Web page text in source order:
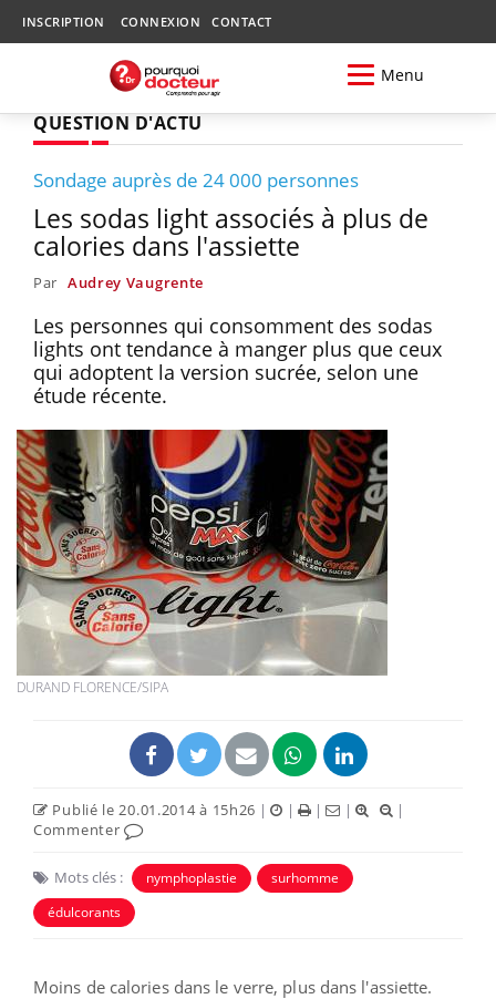
INSCRIPTION CONNEXION CONTACT
Menu
QUESTION D'ACTU
Sondage auprès de 24 000 personnes
Les sodas light associés à plus de
calories dans l'assiette
Par Audrey Vaugrente
Les personnes qui consomment des sodas
lights ont tendance à manger plus que ceux
qui adoptent la version sucrée, selon une
étude récente.
DURAND FLORENCE/SIPA
Publié le 20.01.2014 à 15h26 | | | |
|
Commenter
Mots clés : nymphoplastie
surhomme
édulcorants
Moins de calories dans le verre, plus dans l'assiette.